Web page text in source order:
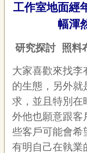
工作室地面經
幅渾
研究探討 照料
大家喜歡來找李
的生態，另外就
求，並且特別在
外他也願意跟客
些客戶可能會希
有明自己在執業